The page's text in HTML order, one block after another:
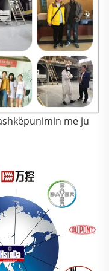
me ju